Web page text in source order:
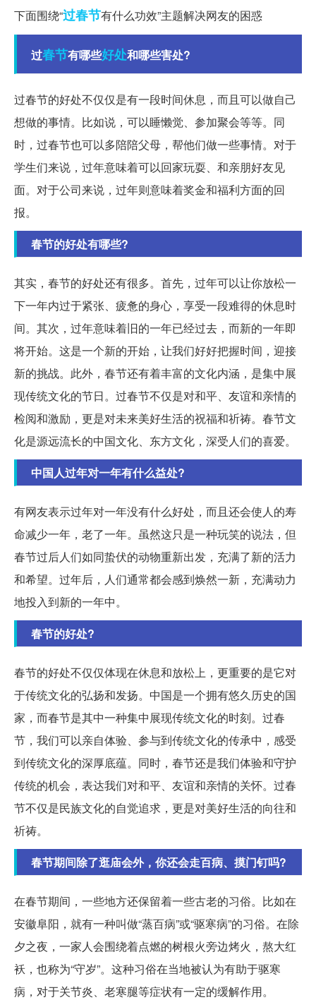
下面围绕“过春节有什么功效”主题解决网友的困惑
过春节有哪些好处和哪些害处?
过春节的好处不仅仅是有一段时间休息，而且可以做自己
想做的事情。比如说，可以睡懒觉、参加聚会等等。同
时，过春节也可以多陪陪父母，帮他们做一些事情。对于
学生们来说，过年意味着可以回家玩耍、和亲朋好友见
面。对于公司来说，过年则意味着奖金和福利方面的回
报。
春节的好处有哪些?
其实，春节的好处还有很多。首先，过年可以让你放松一
下一年内过于紧张、疲惫的身心，享受一段难得的休息时
间。其次，过年意味着旧的一年已经过去，而新的一年即
将开始。这是一个新的开始，让我们好好把握时间，迎接
新的挑战。此外，春节还有着丰富的文化内涵，是集中展
现传统文化的节日。过春节不仅是对和平、友谊和亲情的
检阅和激励，更是对未来美好生活的祝福和祈祷。春节文
化是源远流长的中国文化、东方文化，深受人们的喜爱。
中国人过年对一年有什么益处?
有网友表示过年对一年没有什么好处，而且还会使人的寿
命减少一年，老了一年。虽然这只是一种玩笑的说法，但
春节过后人们如同蛰伏的动物重新出发，充满了新的活力
和希望。过年后，人们通常都会感到焕然一新，充满动力
地投入到新的一年中。
春节的好处?
春节的好处不仅仅体现在休息和放松上，更重要的是它对
于传统文化的弘扬和发扬。中国是一个拥有悠久历史的国
家，而春节是其中一种集中展现传统文化的时刻。过春
节，我们可以亲自体验、参与到传统文化的传承中，感受
到传统文化的深厚底蕴。同时，春节还是我们体验和守护
传统的机会，表达我们对和平、友谊和亲情的关怀。过春
节不仅是民族文化的自觉追求，更是对美好生活的向往和
祈祷。
春节期间除了逛庙会外，你还会走百病、摸门钉吗?
在春节期间，一些地方还保留着一些古老的习俗。比如在
安徽阜阳，就有一种叫做“蒸百病”或“驱寒病”的习俗。在除
夕之夜，一家人会围绕着点燃的树根火旁边烤火，熬大红
袄，也称为“守岁”。这种习俗在当地被认为有助于驱寒
病，对于关节炎、老寒腿等症状有一定的缓解作用。